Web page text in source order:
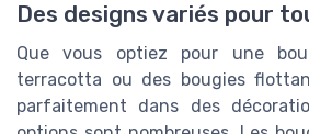
Des designs variés pour
Que vous optiez pour une
terracotta ou des bougies
parfaitement dans des